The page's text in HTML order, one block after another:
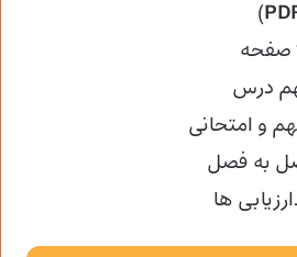
)
صفحه
درس
و امتحانی
به فصل
ها